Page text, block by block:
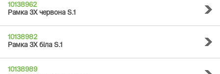
10138962
Рамка 3Х червона S.1
10138982
Рамка 3Х біла S.1
10138989